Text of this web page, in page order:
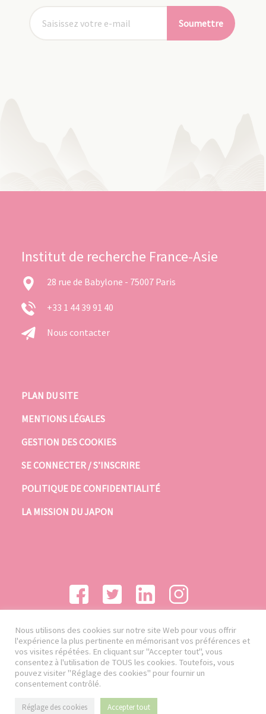
Soumettre
Institut de recherche France-Asie
28 rue de Babylone - 75007 Paris
+33 1 44 39 91 40
Nous contacter
PLAN DU SITE
MENTIONS LÉGALES
GESTION DES COOKIES
SE CONNECTER / S’INSCRIRE
POLITIQUE DE CONFIDENTIALITÉ
LA MISSION DU JAPON
Nous utilisons des cookies sur notre site Web pour vous offrir
l'expérience la plus pertinente en mémorisant vos préférences et
vos visites répétées. En cliquant sur "Accepter tout", vous
consentez à l'utilisation de TOUS les cookies. Toutefois, vous
pouvez visiter "Réglage des cookies" pour fournir un
consentement contrôlé.
Réglage des cookies Accepter tout